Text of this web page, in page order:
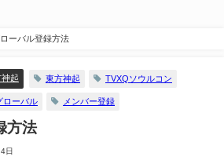
ーバル登録方法
起 東方神起 TVXQソウルコン
ローバル メンバー登録
方法
日